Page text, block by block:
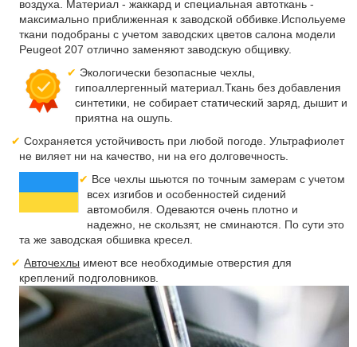
воздуха. Материал - жаккард и специальная автоткань -
максимально приближенная к заводской оббивке.Испольуеме
ткани подобраны с учетом заводских цветов салона модели
Peugeot 207 отлично заменяют заводскую общивку.
Экологически безопасные чехлы,
гипоаллергенный материал.Ткань без добавления
синтетики, не собирает статический заряд, дышит и
приятна на ошупь.
Сохраняется устойчивость при любой погоде. Ультрафиолет
не виляет ни на качество, ни на его долговечность.
Все чехлы шьются по точным замерам с учетом
всех изгибов и особенностей сидений
автомобиля. Одеваются очень плотно и
надежно, не скользят, не сминаются. По сути это
та же заводская обшивка кресел.
Авточехлы имеют все необходимые отверстия для
креплений подголовников.